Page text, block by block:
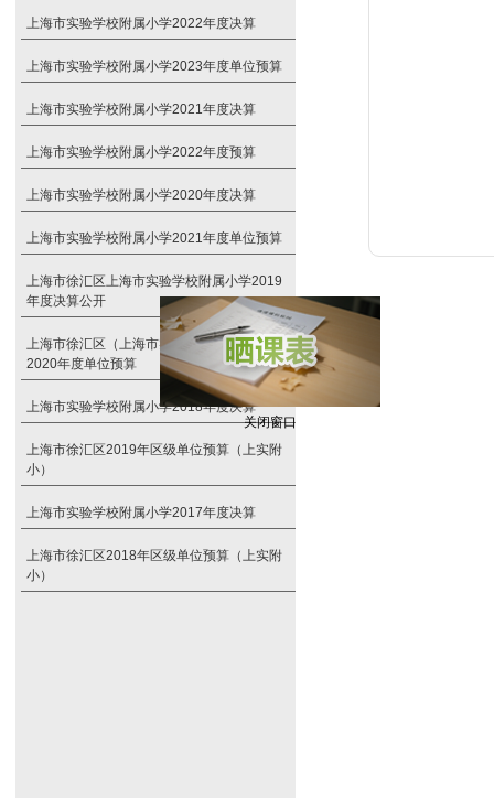
上海市实验学校附属小学2022年度决算
上海市实验学校附属小学2023年度单位预算
上海市实验学校附属小学2021年度决算
上海市实验学校附属小学2022年度预算
上海市实验学校附属小学2020年度决算
上海市实验学校附属小学2021年度单位预算
上海市徐汇区上海市实验学校附属小学2019
年度决算公开
上海市徐汇区（上海市实验学校附属小学）
2020年度单位预算
上海市实验学校附属小学2018年度决算
上海市徐汇区2019年区级单位预算（上实附
小）
上海市实验学校附属小学2017年度决算
上海市徐汇区2018年区级单位预算（上实附
小）
关闭窗口